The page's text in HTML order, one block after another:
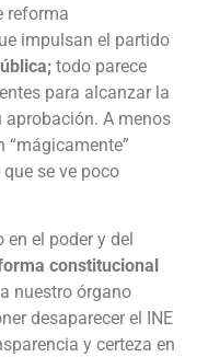
reforma
impulsan el partido
todo parece
para alcanzar la
A menos
se ve poco
el poder y del
constitucional
nuestro órgano
desaparecer el INE
y certeza en